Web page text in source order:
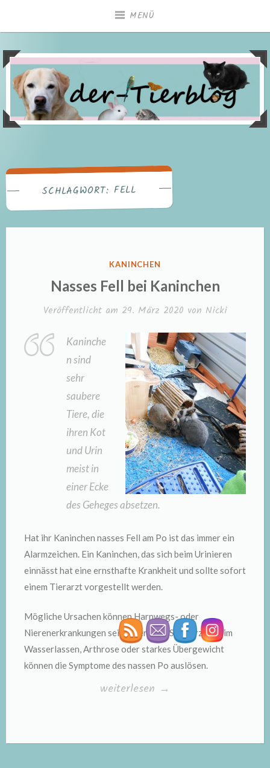
MENÜ
SCHLAGWORT: FELL
VERÖFFENTLICHT
KANINCHEN
Nasses Fell bei Kaninchen
Veröffentlicht am 29. März 2020 von Nicki
Kaninche
n sind
sehr
saubere
Tiere, die
ihren Kot
und Urin
meist in
einer Ecke
des Geheges absetzen.
Hat ihr Kaninchen nasses Fell am Po ist das immer ein
Alarmzeichen. Ein Kaninchen, das sich beim Urinieren
einnässt hat eine ernsthafte Krankheit und sollte sofort
einem Tierarzt vorgestellt werden.
Mögliche Ursachen können Harnwegs- oder
Nierenerkrankungen sein. Aber auch Schmerzen beim
Wasserlassen, Arthrose oder starkes Übergewicht
können die Symptome des nassen Po auslösen.
„Nasses
Kaninchen“
weiterlesen →